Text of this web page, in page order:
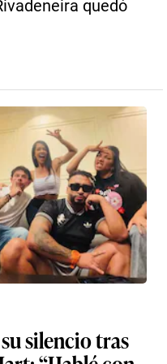
quedó
silencio tras